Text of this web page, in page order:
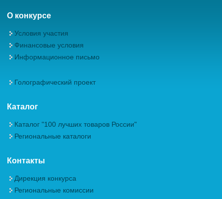
О конкурсе
Условия участия
Финансовые условия
Информационное письмо
Голографический проект
Каталог
Каталог "100 лучших товаров России"
Региональные каталоги
Контакты
Дирекция конкурса
Региональные комиссии